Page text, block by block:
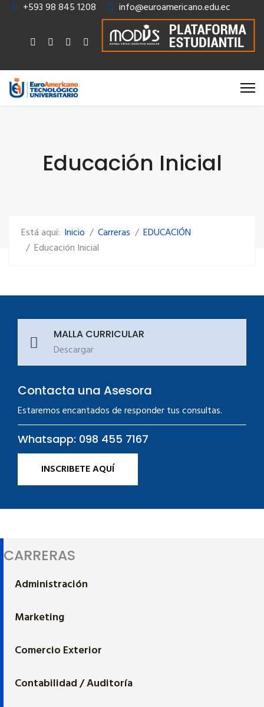
+593 98 845 1208 info@euroamericano.edu.ec
Educación Inicial
Está aquí: Inicio Carreras
EDUCACIÓN
Educación Inicial
MALLA CURRICULAR
Descargar
Contacta una Asesora
Estaremos encantados de responder tus consultas.
Whatsapp: 098 455 7167
INSCRIBETE AQUÍ
CARRERAS
Administración
Marketing
Comercio Exterior
Contabilidad / Auditoría